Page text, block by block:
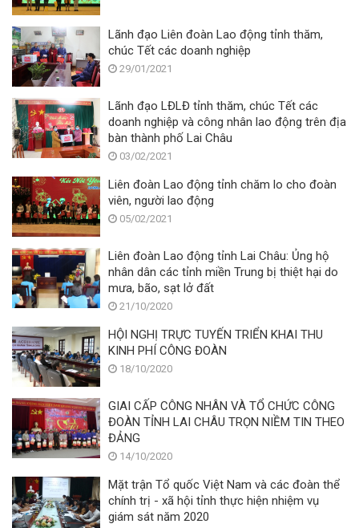
Lãnh đạo Liên đoàn Lao động tỉnh thăm,
chúc Tết các doanh nghiệp
29/01/2021
Lãnh đạo LĐLĐ tỉnh thăm, chúc Tết các
doanh nghiệp và công nhân lao động trên địa
bàn thành phố Lai Châu
03/02/2021
Liên đoàn Lao động tỉnh chăm lo cho đoàn
viên, người lao động
05/02/2021
Liên đoàn Lao động tỉnh Lai Châu: Ủng hộ
nhân dân các tỉnh miền Trung bị thiệt hại do
mưa, bão, sạt lở đất
21/10/2020
HỘI NGHỊ TRỰC TUYẾN TRIỂN KHAI THU
KINH PHÍ CÔNG ĐOÀN
18/10/2020
GIAI CẤP CÔNG NHÂN VÀ TỔ CHỨC CÔNG
ĐOÀN TỈNH LAI CHÂU TRỌN NIỀM TIN THEO
ĐẢNG
14/10/2020
Mặt trận Tổ quốc Việt Nam và các đoàn thể
chính trị - xã hội tỉnh thực hiện nhiệm vụ
giám sát năm 2020